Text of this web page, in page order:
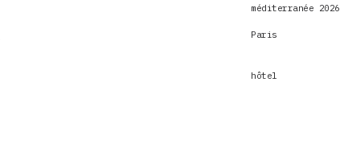
méditerranée 2026
Paris
hôtel